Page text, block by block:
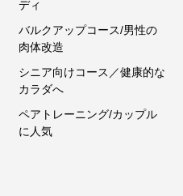
ディ
バルクアップコース/男性の
肉体改造
シニア向けコース／健康的な
カラダへ
ペアトレーニング/カップル
に人気